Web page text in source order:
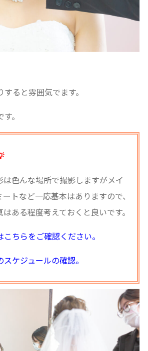
ると雰囲気でます。
。
は色んな場所で撮影しますがメイ
トなど一応基本はありますので、
ある程度考えておくと良いです。
ちらをご確認ください。
ケジュールの確認。